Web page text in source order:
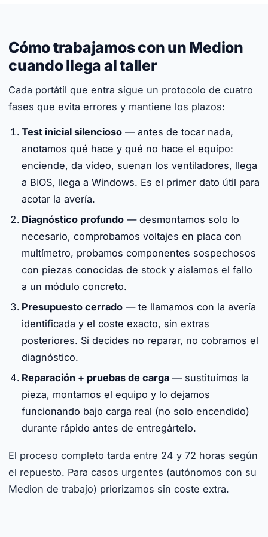
Cómo trabajamos con un Medion
cuando llega al taller
Cada portátil que entra sigue un protocolo de cuatro
fases que evita errores y mantiene los plazos:
Test inicial silencioso — antes de tocar nada,
anotamos qué hace y qué no hace el equipo:
enciende, da vídeo, suenan los ventiladores, llega
a BIOS, llega a Windows. Es el primer dato útil para
acotar la avería.
Diagnóstico profundo — desmontamos solo lo
necesario, comprobamos voltajes en placa con
multímetro, probamos componentes sospechosos
con piezas conocidas de stock y aislamos el fallo
a un módulo concreto.
Presupuesto cerrado — te llamamos con la avería
identificada y el coste exacto, sin extras
posteriores. Si decides no reparar, no cobramos el
diagnóstico.
Reparación + pruebas de carga — sustituimos la
pieza, montamos el equipo y lo dejamos
funcionando bajo carga real (no solo encendido)
durante rápido antes de entregártelo.
El proceso completo tarda entre 24 y 72 horas según
el repuesto. Para casos urgentes (autónomos con su
Medion de trabajo) priorizamos sin coste extra.